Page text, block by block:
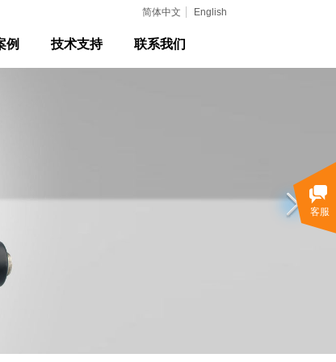
例 技术支持 联系我们
简体中文 English
客服